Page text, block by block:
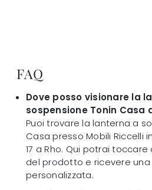
FAQ
Dove posso visionare la
sospensione Tonin Casa
Puoi trovare la lanterna a
Casa presso Mobili Riccelli
17 a Rho. Qui potrai
del prodotto e ricevere una
personalizzata.